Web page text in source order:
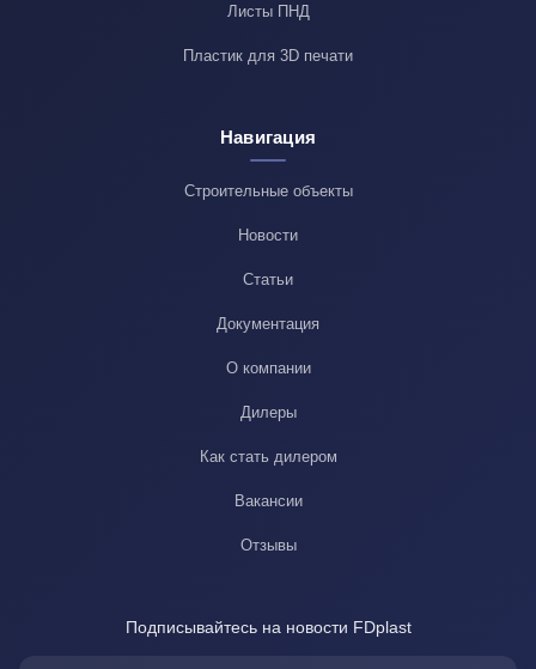
Листы ПНД
Пластик для 3D печати
Навигация
Строительные объекты
Новости
Статьи
Документация
О компании
Дилеры
Как стать дилером
Вакансии
Отзывы
Подписывайтесь на новости FDplast